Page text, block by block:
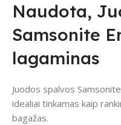
Naudota,
Samsonite
lagaminas
Juodos spalvos
idealiai tinkamas kaip
bagažas.